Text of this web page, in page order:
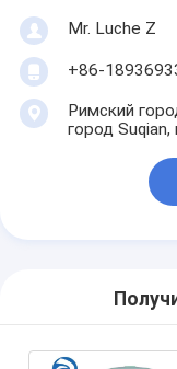
Mr. Luche Z
+86-
Римский
город